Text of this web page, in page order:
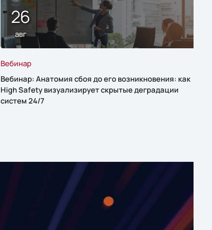
26
авг
Вебинар
Вебинар: Анатомия сбоя до его возникновения: как
High Safety визуализирует скрытые деградации
систем 24/7